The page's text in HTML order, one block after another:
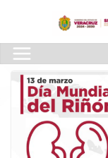
content